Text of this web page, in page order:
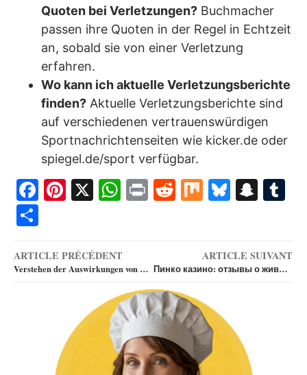
Quoten bei Verletzungen? Buchmacher
passen ihre Quoten in der Regel in Echtzeit
an, sobald sie von einer Verletzung
erfahren.
Wo kann ich aktuelle Verletzungsberichte
finden? Aktuelle Verletzungsberichte sind
auf verschiedenen vertrauenswürdigen
Sportnachrichtenseiten wie kicker.de oder
spiegel.de/sport verfügbar.
Facebook
Pinterest
X WhatsApp
PrintReddit
Mix
ARTICLE PRÉCÉDENT
Verstehen der Auswirkungen von Verletzungen auf WM Quoten
ARTICLE SUIVANT
Пинко казино: отзывы о живых дилерах